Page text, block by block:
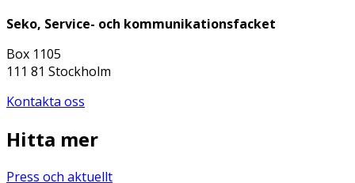
Seko, Service- och kommunikationsfacket
Box 1105
111 81 Stockholm
Kontakta oss
Hitta mer
Press och aktuellt